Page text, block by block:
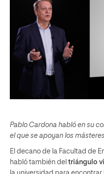
Pablo Cardona habló en su
el que se apoyan los
El decano de la Facultad de
habló también del triángulo